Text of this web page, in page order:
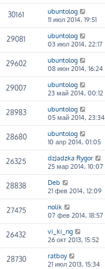
30161
ubuntolog
11 июл 2014, 19:51
29081
ubuntolog
03 июл 2014, 22:17
29602
ubuntolog
08 июн 2014, 16:24
29007
ubuntolog
23 май 2014, 00:12
28983
ubuntolog
05 май 2014, 23:34
28680
ubuntolog
10 апр 2014, 01:05
26325
dzJadzka Rygor
25 мар 2014, 10:07
28838
Deb
21 фев 2014, 12:09
27475
nolik
07 фев 2014, 18:57
26432
vi_ki_ng
26 окт 2013, 15:52
28730
ratboy
21 июл 2013, 15:34